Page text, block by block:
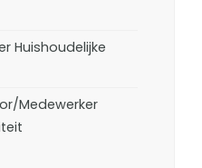
Huishoudelijke
Medewerker